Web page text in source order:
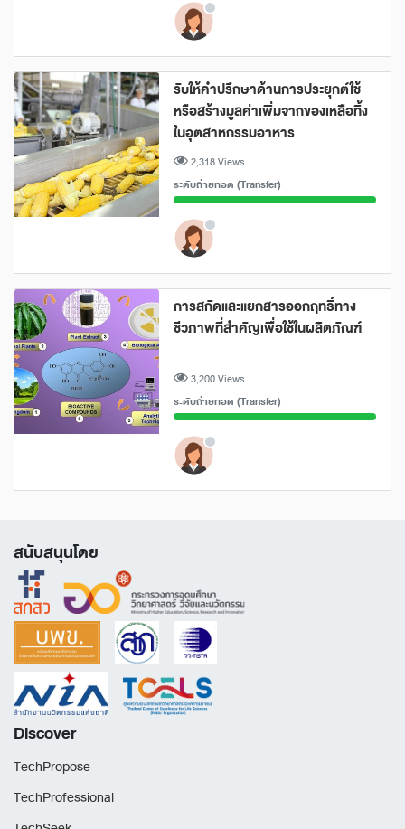
รับให้คำปรึกษาด้านการประยุกต์ใช้
หรือสร้างมูลค่าเพิ่มจากของเหลือทิ้ง
ในอุตสาหกรรมอาหาร
2,318 Views
ระดับถ่ายทอด (Transfer)
การสกัดและแยกสารออกฤทธิ์ทาง
ชีวภาพที่สำคัญเพื่อใช้ในผลิตภัณฑ์
3,200 Views
ระดับถ่ายทอด (Transfer)
สนับสนุนโดย
Discover
TechPropose
TechProfessional